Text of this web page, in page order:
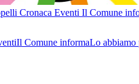
Cronaca Eventi Il Comune
Il Comune informaLo abbiamo